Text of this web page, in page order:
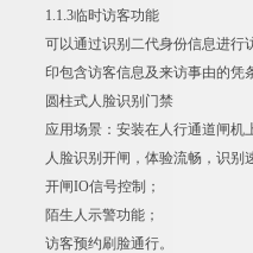
1.1.3临时访客功能
可以通过识别二代身份信息进行
印包含访客信息及来访事由的凭
圆柱式人脸识别门禁
应用场景：安装在人行通道闸机
人脸识别开闸，体验流畅，识别
开闸IO信号控制；
陌生人示警功能；
访客预约刷脸通行。